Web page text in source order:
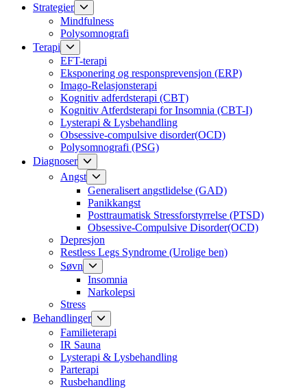
Strategier
sub
menu
Mindfulness
Polysomnografi
Terapi
sub
menu
EFT-terapi
Eksponering og responsprevensjon (ERP)
Imago-Relasjonsterapi
Kognitiv adferdsterapi (CBT)
Kognitiv Atferdsterapi for Insomnia (CBT-I)
Lysterapi & Lysbehandling
Obsessive-compulsive disorder(OCD)
Polysomnografi (PSG)
Diagnoser
Show
sub
menu
Angst
sub
menu
Generalisert angstlidelse (GAD)
Panikkangst
Posttraumatisk Stressforstyrrelse (PTSD)
Obsessive-Compulsive Disorder(OCD)
Depresjon
Restless Legs Syndrome (Urolige ben)
Søvn
sub
menu
Insomnia
Narkolepsi
Stress
Behandlinger
Show
sub
menu
Familieterapi
IR Sauna
Lysterapi & Lysbehandling
Parterapi
Rusbehandling